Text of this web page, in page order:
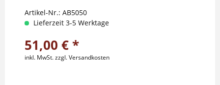
Artikel-Nr.: AB5050
Lieferzeit 3-5 Werktage
51,00 € *
inkl. MwSt.zzgl. Versandkosten